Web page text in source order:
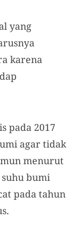
yang
karena
pada 2017
agar tidak
menurut
bumi
pada tahun